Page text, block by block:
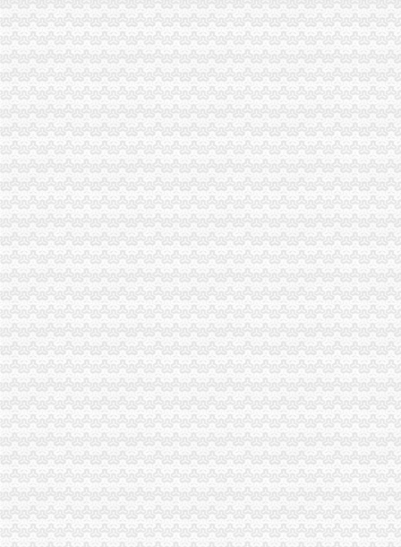
童家桥办税务登记证
【重庆税务登记证审核】_重庆列表网
已开店,想办税务登记证询问需要那些手续-淮安市地方税务局-淮网-
合伙制企业办理税务登记证是否缴纳印花税？-高顿网校
办税务登记证需要哪些手续【阿拉善吧】_百度贴吧
栖霞建设_招股说明书
双碑办税务登记证
石家庄新华区办理税务登记证的材料和步骤-爱喇叭网
在东莞开奶茶店,需要办理哪营业执照和卫生许可证还有税务登记证吗
四川路桥：发行股份购买资产暨关联交易报告书摘要_四川路桥（
供应哪些公司需办税务登记证？番禺分公司注册代理_番禺公司注册_
新办企业无须申领税务登记证-滚动热点-21CN.COM
三峡广场办税务登记证
重庆市沙坪坝区妇幼保健院手术室用吊塔_中国招标网_重庆市招标
重庆一般纳税人申请：沙坪坝代办三峡广场营业执照所需要的资料-重
永泰能源公开发行2016年公司券募集说明书（第三期）（面向合格投
6月13日莆田市涵江区人民发展服务中心涵购2014[020号]教普仪器
重庆市沙坪坝区妇幼保健院检验科实验家具、供应室家具竞争谈判采
青木关办税务登记证
LT
【镇江上元教育会计培训】遗失税务登记证对企业经营影响大--镇江上
日以内,持有关证件,向税务机关申报办理税务登记。
摸金人（全集）_起点中文网_小说下载
“不生税”是否属于制多生_经济论坛_论坛_天涯社区
井口办税务登记证
《三晋都市报驻地派记者在行动》高考在即,考生好办否?
赫章县财税制度
河南桐柏无证企业采铁矿执法人员被殴昏_中国经济网——国家经
洛居业房地产开发有限公司（以下简称居业公司）因与被申请人新安